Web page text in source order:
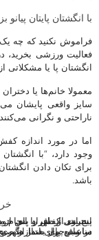
با انگشتان پایتان پیانو
فراموش نکنید که چه
فعالیت ورزشی
انگشتان پا یا مشکلاتی
معمولا خانم‌ها یا
سایز واقعی پایشان
ناراحتی و نگرانی
اما در مورد اندازه
وجود دارد، “با
برای تکان دادن
باشد.
بسیاری از افراد پای خودشان را صبح اندازه می‌گیرند و بر همان اساس
در واقع پای شما از صبح تا بعد از ظهر کمی بزرگ می‌شود و تقریبا در حدود ساعت چهار بعداز ظهر